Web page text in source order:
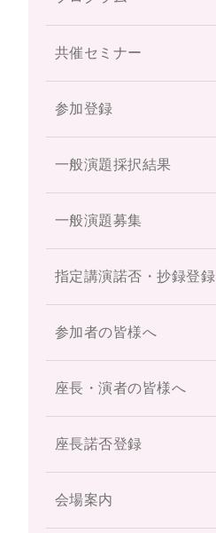
共催セミナー
参加登録
一般演題採択結果
一般演題募集
指定講演諾否・抄録登録
参加者の皆様へ
座長・演者の皆様へ
座長諾否登録
会場案内